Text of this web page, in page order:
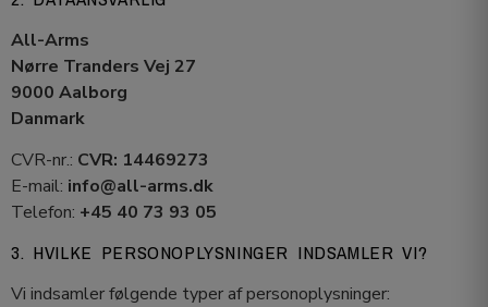
All-Arms
Nørre Tranders Vej 27
9000 Aalborg
Danmark
CVR-nr.: CVR: 14469273
E-mail: info@all-arms.dk
Telefon: +45 40 73 93 05
3. HVILKE PERSONOPLYSNINGER INDSAMLER VI?
Vi indsamler følgende typer af personoplysninger: